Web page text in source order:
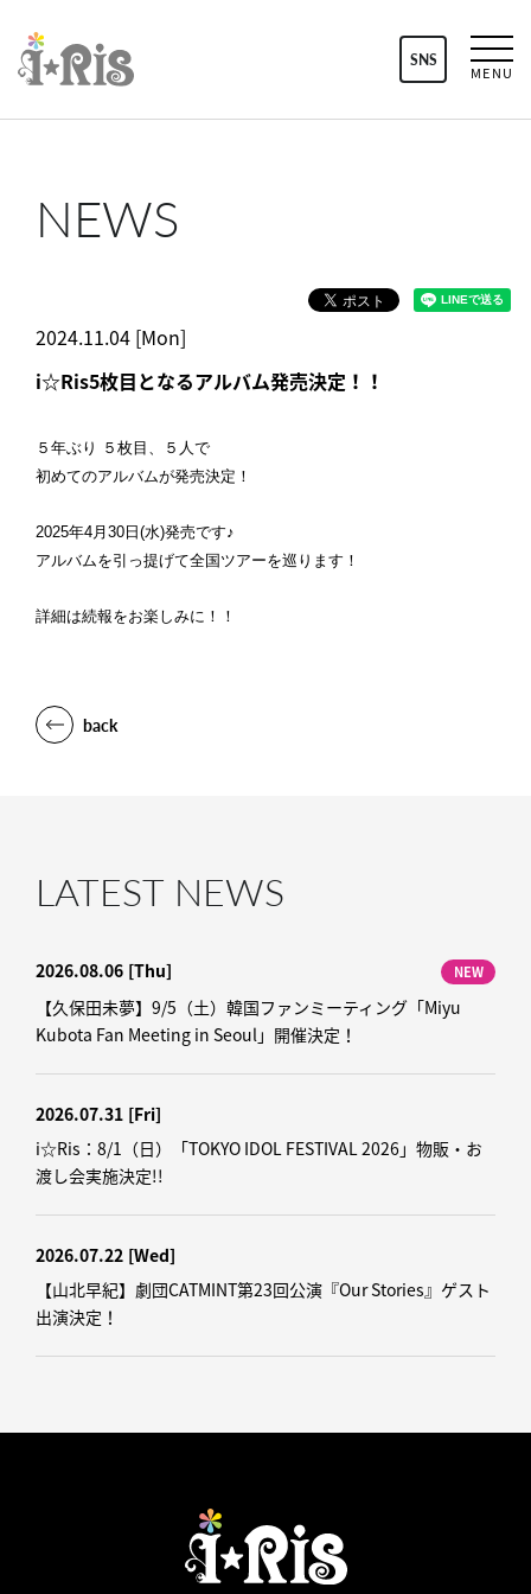
SNS
MENU
NEWS
2024.11.04 [Mon]
i☆Ris5枚目となるアルバム発売決定！！
５年ぶり ５枚目、５人で
初めてのアルバムが発売決定！
2025年4月30日(水)発売です♪
アルバムを引っ提げて全国ツアーを巡ります！
詳細は続報をお楽しみに！！
back
LATEST NEWS
2026.08.06 [Thu] NEW
【久保田未夢】9/5（土）韓国ファンミーティング「Miyu
Kubota Fan Meeting in Seoul」開催決定！
2026.07.31 [Fri]
i☆Ris：8/1（日）「TOKYO IDOL FESTIVAL 2026」物販・お
渡し会実施決定!!
2026.07.22 [Wed]
【山北早紀】劇団CATMINT第23回公演『Our Stories』ゲスト
出演決定！